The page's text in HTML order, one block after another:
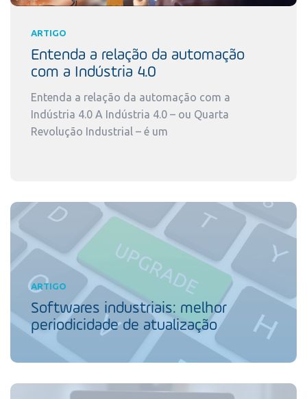
ARTIGO
Entenda a relação da automação
com a Indústria 4.0
Entenda a relação da automação com a
Indústria 4.0 A Indústria 4.0 – ou Quarta
Revolução Industrial – é um
ARTIGO
Softwares industriais: melhor
periodicidade de atualização